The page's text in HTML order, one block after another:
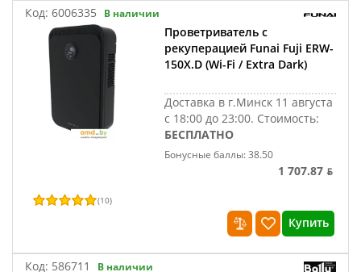
Код: 6006335 В наличии
Проветриватель с
рекуперацией Funai Fuji ERW-
150X.D (Wi-Fi / Extra Dark)
Доставка в г.Минск 11 августа
с 18:00 до 23:00. Стоимость:
БЕСПЛАТНО
Бонусные баллы: 38.50
1 707.87 ƃ
(10)
Купить
Код: 586711 В наличии